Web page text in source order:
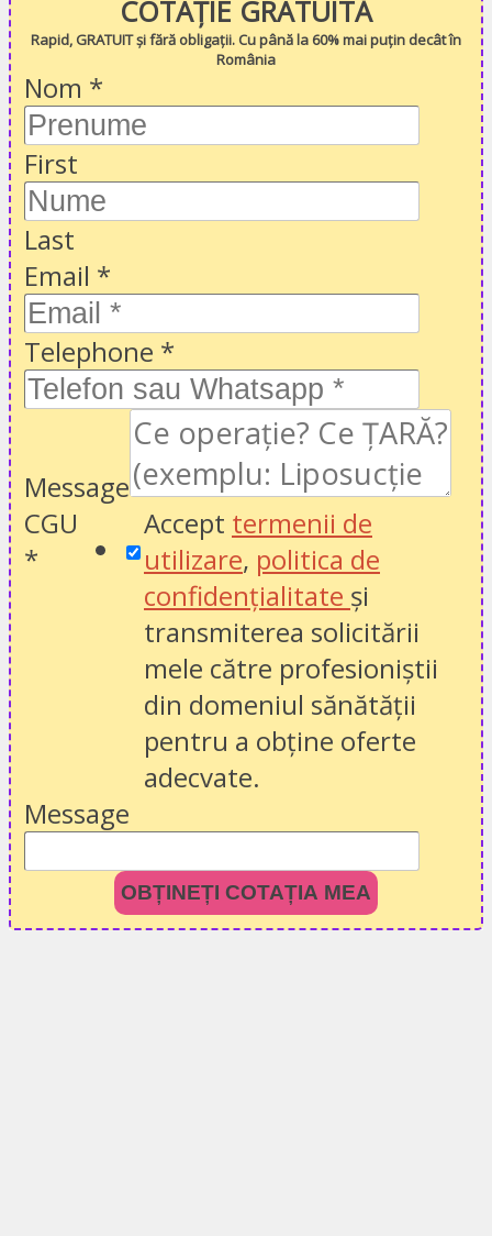
COTAȚIE GRATUITĂ
Rapid, GRATUIT și fără obligații. Cu până la 60% mai puțin decât în
România
Nom *
First
Last
Email *
Telephone *
Message
CGU
*
Accept termenii de
utilizare, politica de
confidențialitate și
transmiterea solicitării
mele către profesioniștii
din domeniul sănătății
pentru a obține oferte
adecvate.
Message
OBȚINEȚI COTAȚIA MEA